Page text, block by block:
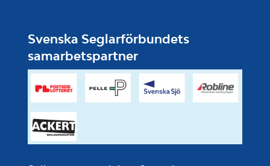
Svenska Seglarförbundets
samarbetspartner